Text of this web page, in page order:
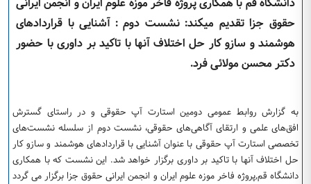
حقوق جزا تقدیم میکند: نشست دوم : آشنایی با قراردادهای
هوشمند و سازو کار حل اختلاف آنها با تاکید بر داوری با حضور
دکتر محسن مولائی فرد.
به گزارش روابط عمومی دومین استارت آپ حقوقی و در راستای گسترش
افق‌های علمی و ارتقای آگاهی‌های حقوقی، نشست دوم از سلسله نشست‌های
تخصصی استارت آپ حقوقی با عنوان آشنایی با قراردادهای هوشمند و سازو کار
حل اختلاف آنها با تاکید بر داوری برگزار خواهد شد. این نشست که با همکاری
دانشگاه قم,پروژه فاخر موزه علوم ایران و انجمن ایرانی حقوق جزا برگزار می گردد